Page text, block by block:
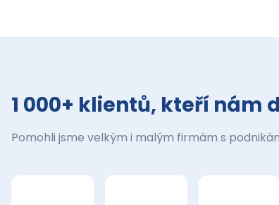
1 000+ klientů, kteří nám
Pomohli jsme velkým i malým firmám s